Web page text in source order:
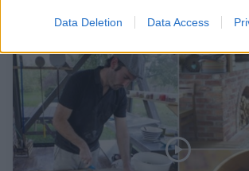
Data Deletion Data Access